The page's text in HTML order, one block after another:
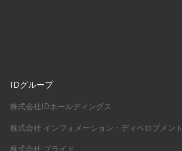
IDグループ
株式会社IDホールディングス
株式会社 インフォメーション・ディベロプメント
株式会社 プライド